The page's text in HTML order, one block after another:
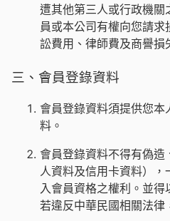
遭其他第三人或行政機
員或本公司有權向您請
訟費用、律師費及商譽損
三、會員登錄資料
會員登錄資料須提供您本
料。
會員登錄資料不得有偽造
人資料及信用卡資料）
入會員資格之權利。並得
若違反中華民國相關法律